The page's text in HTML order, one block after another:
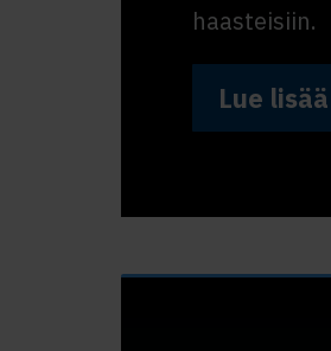
haasteisiin.
Lue lisää